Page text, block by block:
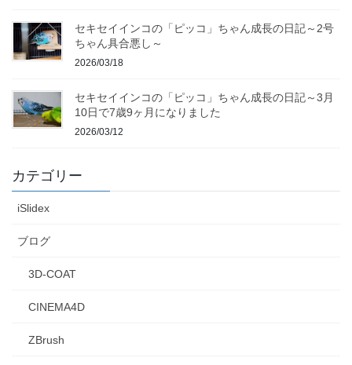
セキセイインコの「ピッコ」ちゃん成長の日記～2号
ちゃん具合悪し～
2026/03/18
セキセイインコの「ピッコ」ちゃん成長の日記～3月
10日で7歳9ヶ月になりました
2026/03/12
カテゴリー
iSlidex
ブログ
3D-COAT
CINEMA4D
ZBrush